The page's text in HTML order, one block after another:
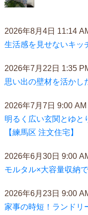
2026年8月4日 11:14
生活感を見せないキッ
2026年7月22日 1:35
思い出の壁材を活かし
2026年7月7日 9:00 AM
明るく広い玄関とゆと
【練馬区 注文住宅】
2026年6月30日 9:00
モルタル×大容量収納
2026年6月23日 9:00
家事の時短！ランドリ